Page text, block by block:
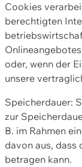
Cookies
berechtigten
oder, wenn der
unsere
Speicherdauer:
zur
B. im Rahmen
davon aus, dass
betragen kann.